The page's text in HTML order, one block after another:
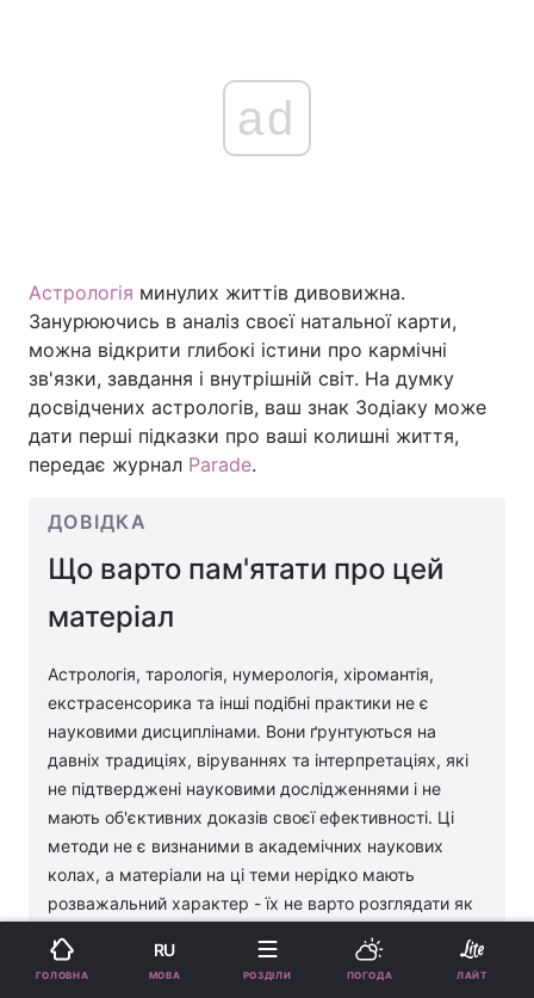
ad
Астрологія минулих життів дивовижна.
Занурюючись в аналіз своєї натальної карти,
можна відкрити глибокі істини про кармічні
зв'язки, завдання і внутрішній світ. На думку
досвідчених астрологів, ваш знак Зодіаку може
дати перші підказки про ваші колишні життя,
передає журнал Parade.
ДОВІДКА
Що варто пам'ятати про цей
матеріал
Астрологія, тарологія, нумерологія, хіромантія,
екстрасенсорика та інші подібні практики не є
науковими дисциплінами. Вони ґрунтуються на
давніх традиціях, віруваннях та інтерпретаціях, які
не підтверджені науковими дослідженнями і не
мають об'єктивних доказів своєї ефективності. Ці
методи не є визнаними в академічних наукових
колах, а матеріали на ці теми нерідко мають
розважальний характер - їх не варто розглядати як
складання планів. Під час вирішення питань,
ГОЛОВНА
RU
МОВА РОЗДІЛИ ПОГОДА ЛАЙТ